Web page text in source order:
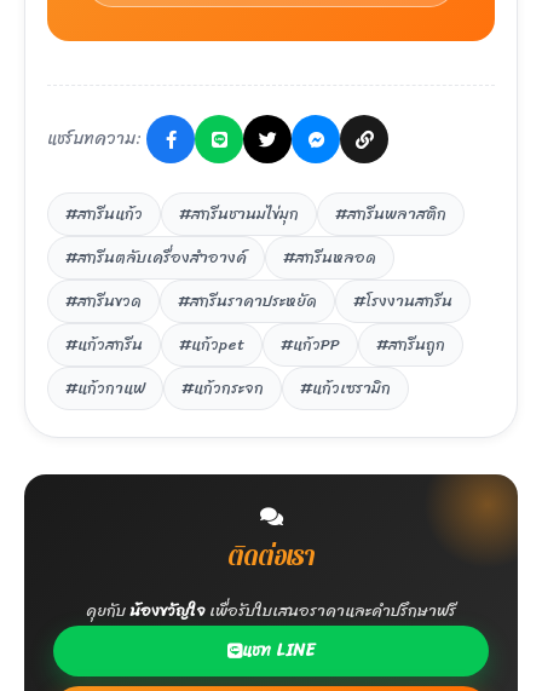
แชร์บทความ:
#สกรีนแก้ว #สกรีนชานมไข่มุก
#สกรีนพลาสติก
#สกรีนตลับเครื่องสำอางค์
#สกรีนหลอด
#สกรีนขวด
#สกรีนราคาประหยัด
#โรงงานสกรีน
#แก้วสกรีน
#แก้วpet #แก้วPP
#สกรีนถูก
#แก้วกาแฟ
#แก้วกระจก #แก้วเซรามิก
ติดต่อเรา
คุยกับน้องขวัญใจเพื่อรับใบเสนอราคาและคำปรึกษาฟรี
แชท LINE